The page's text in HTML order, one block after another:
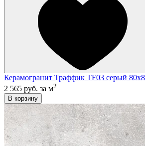
Керамогранит Траффик TF03 серый
2 565 руб. за м2
В корзину